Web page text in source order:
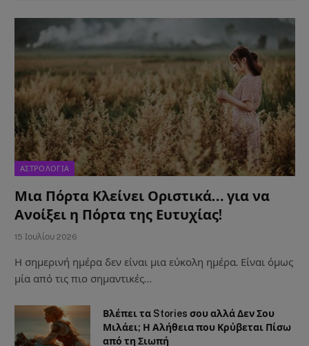
ΑΣΤΡΟΛΟΓΙΑ
Μια Πόρτα Κλείνει Οριστικά… για να
Ανοίξει η Πόρτα της Ευτυχίας!
15 Ιουλίου 2026
Η σημερινή ημέρα δεν είναι μια εύκολη ημέρα. Είναι όμως
μία από τις πιο σημαντικές…
Βλέπει τα Stories σου αλλά Δεν Σου
Μιλάει; Η Αλήθεια που Κρύβεται Πίσω
από τη Σιωπή